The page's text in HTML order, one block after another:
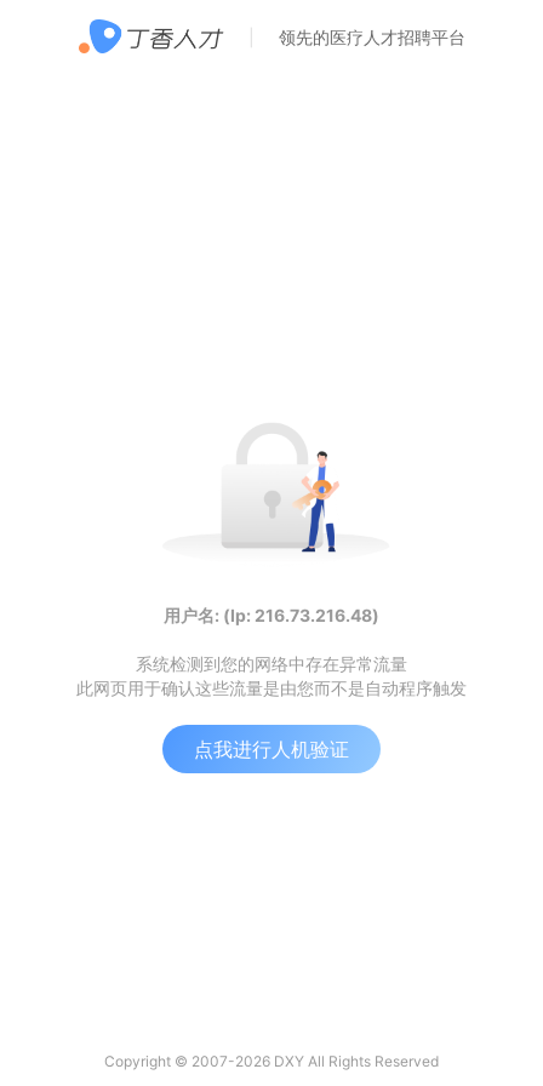
领先的医疗人才招聘平台
用户名: (Ip: 216.73.216.48)
系统检测到您的网络中存在异常流量
此网页用于确认这些流量是由您而不是自动程序触发
点我进行人机验证
Copyright © 2007-2026 DXY All Rights Reserved